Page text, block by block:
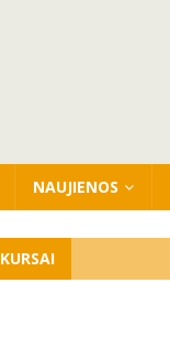
NAUJIENOS
KURSAI